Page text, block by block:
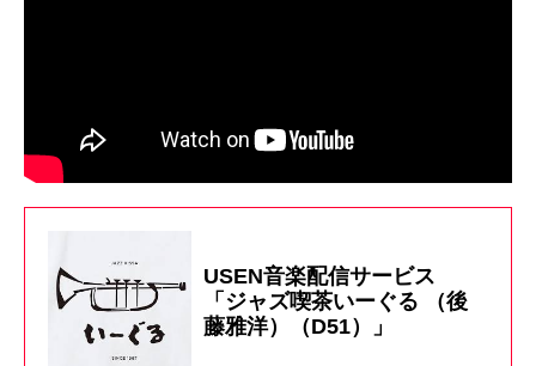
USEN音楽配信サービス
「ジャズ喫茶いーぐる （後
藤雅洋）（D51）」